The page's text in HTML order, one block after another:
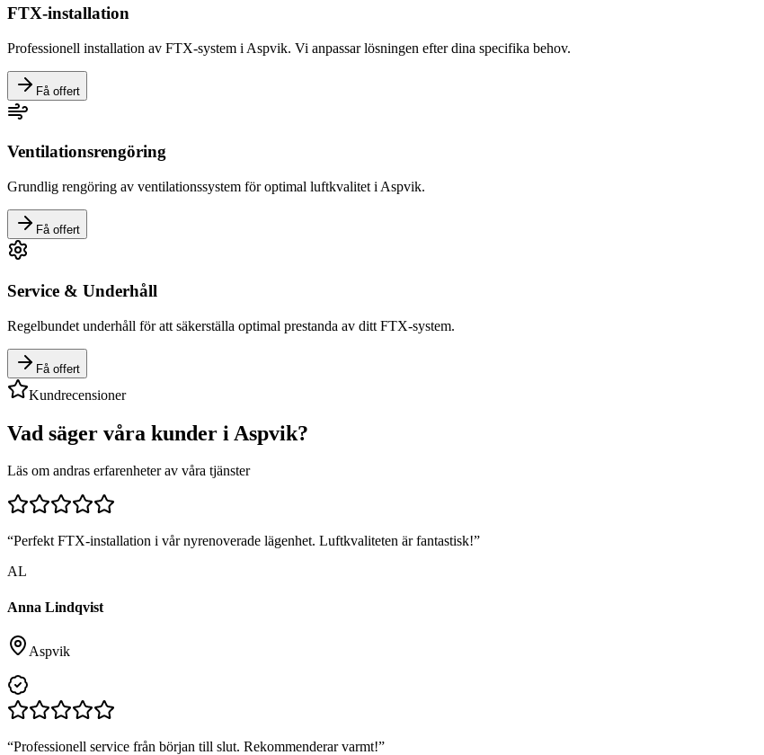
FTX-installation
Professionell installation av FTX-system i Aspvik. Vi anpassar lösningen efter dina specifika behov.
Få offert
Ventilationsrengöring
Grundlig rengöring av ventilationssystem för optimal luftkvalitet i Aspvik.
Få offert
Service & Underhåll
Regelbundet underhåll för att säkerställa optimal prestanda av ditt FTX-system.
Få offert
Kundrecensioner
Vad säger våra kunder i Aspvik?
Läs om andras erfarenheter av våra tjänster
“Perfekt FTX-installation i vår nyrenoverade lägenhet. Luftkvaliteten är fantastisk!”
AL
Anna Lindqvist
Aspvik
“Professionell service från början till slut. Rekommenderar varmt!”